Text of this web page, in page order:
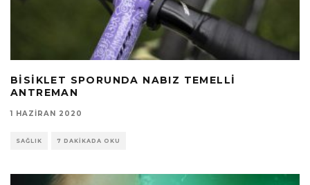
BISIKLET SPORUNDA NABIZ TEMELLI
ANTREMAN
1 HAZIRAN 2020
SAĞLIK 7 DAKIKADA OKU